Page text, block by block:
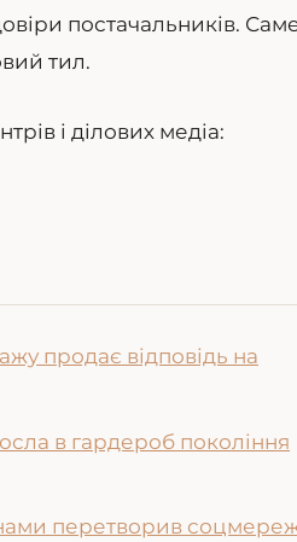
постачальників.
тил.
і ділових медіа:
продає відповідь на
в гардероб покоління
перетворив